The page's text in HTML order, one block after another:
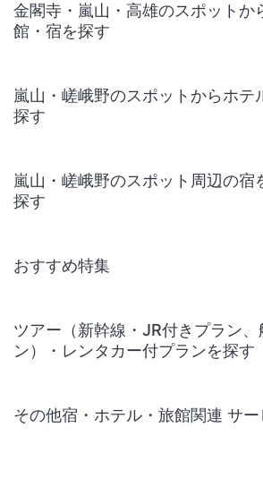
金閣寺・嵐山・高雄のスポットか
館・宿を探す
嵐山・嵯峨野のスポットからホテ
探す
嵐山・嵯峨野のスポット周辺の宿
探す
おすすめ特集
ツアー（新幹線・JR付きプラン、
ン）・レンタカー付プランを探す
その他宿・ホテル・旅館関連 サー